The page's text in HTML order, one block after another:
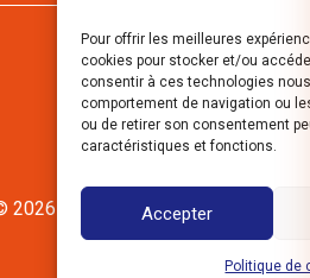
Pour offrir les meilleures
cookies pour stocker et/ou
consentir à ces technologies
comportement de navigation ou
ou de retirer son consentement
caractéristiques et fonctions.
Accepter
Politique de
2026 Saveurs fermières